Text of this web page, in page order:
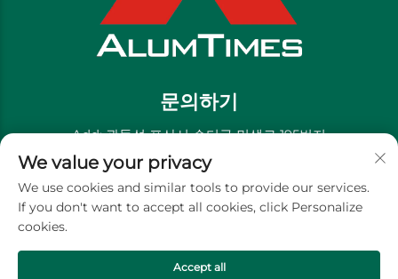
문의하기
Add: 광둥성 포산시 순더구 민생로 195번지
전화번호:+86-13711558379
이메일:[email protected]
저작권 © 골든 리버 장식 재료 유한회사 -개인정보 처리방침
We value your privacy
We use cookies and similar tools to provide our services.
If you don't want to accept all cookies, click Personalize
cookies.
Accept all